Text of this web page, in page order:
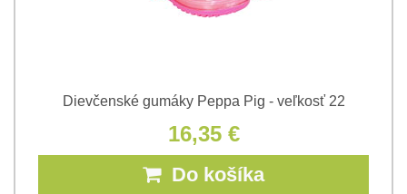
Dievčenské gumáky Peppa Pig - veľkosť 22
16,35 €
Do košíka